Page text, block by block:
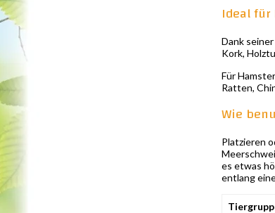
Ideal für
Dank
Kork,
Für
Ratten,
Wie
Platzieren
es etwas
entlang